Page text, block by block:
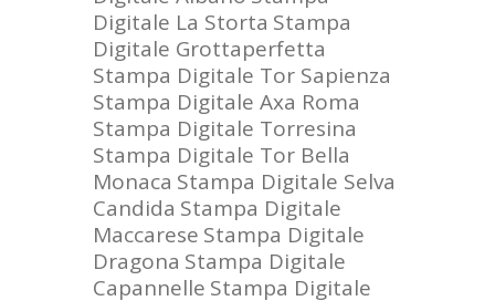
Digitale La Storta Stampa
Digitale Grottaperfetta
Stampa Digitale Tor Sapienza
Stampa Digitale Axa Roma
Stampa Digitale Torresina
Stampa Digitale Tor Bella
Monaca Stampa Digitale Selva
Candida Stampa Digitale
Maccarese Stampa Digitale
Dragona Stampa Digitale
Capannelle Stampa Digitale